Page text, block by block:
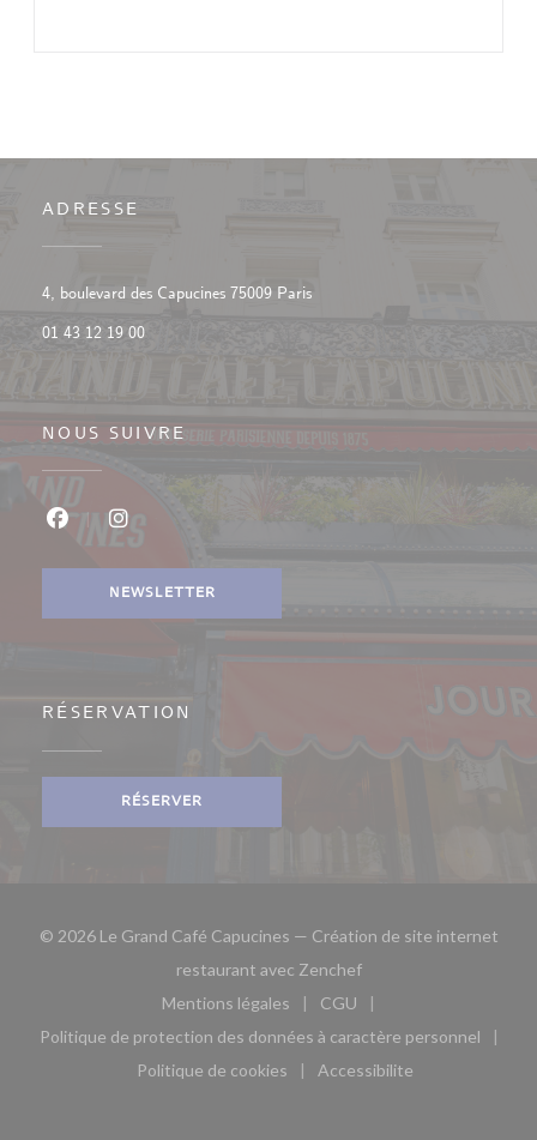
ADRESSE
4, boulevard des Capucines 75009 Paris((ouvre une nouvelle fenêtre))
01 43 12 19 00
NOUS SUIVRE
Facebook ((ouvre une nouvelle fenêtre))
Instagram ((ouvre une nouvelle fenêtre))
NEWSLETTER
RÉSERVATION
RÉSERVER
© 2026 Le Grand Café Capucines — Création de site internet
restaurant avec Zenchef((ouvre une nouvelle
Mentions légales
((ouvre une nouvelle fenêtre))
CGU
((ouvre une nouvelle
Politique de protection des données à caractère personnel
((ouvre une nouvelle fenêtre))
Politique de cookies
((ouvre une nouvelle fenêtre))
Accessibilite